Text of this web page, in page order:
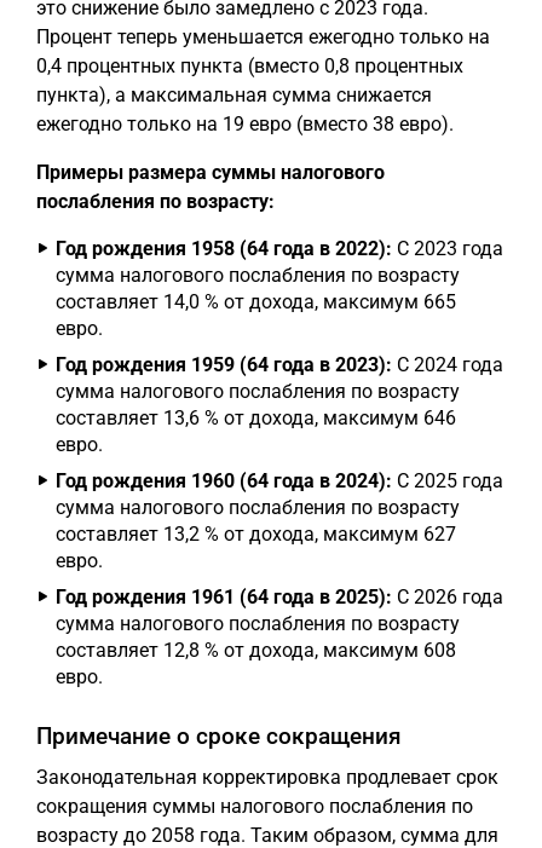
это снижение было замедлено с 2023 года.
Процент теперь уменьшается ежегодно только на
0,4 процентных пункта (вместо 0,8 процентных
пункта), а максимальная сумма снижается
ежегодно только на 19 евро (вместо 38 евро).
Примеры размера суммы налогового
послабления по возрасту:
Год рождения 1958 (64 года в 2022): С 2023 года
сумма налогового послабления по возрасту
составляет 14,0 % от дохода, максимум 665
евро.
Год рождения 1959 (64 года в 2023): С 2024 года
сумма налогового послабления по возрасту
составляет 13,6 % от дохода, максимум 646
евро.
Год рождения 1960 (64 года в 2024): С 2025 года
сумма налогового послабления по возрасту
составляет 13,2 % от дохода, максимум 627
евро.
Год рождения 1961 (64 года в 2025): С 2026 года
сумма налогового послабления по возрасту
составляет 12,8 % от дохода, максимум 608
евро.
Примечание о сроке сокращения
Законодательная корректировка продлевает срок
сокращения суммы налогового послабления по
возрасту до 2058 года. Таким образом, сумма для